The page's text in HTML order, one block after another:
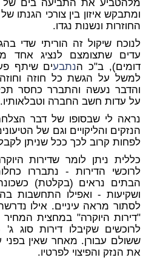
מלהטביע את התביעה בים של
ומתבקש איזון בין צורכי הגנתו
החוזרות ונשנות נגדו.
לנוכח שיקול זה הוריתי שדי
עדים שתצומצם לנציג אחד
דומים), ב"כ הנתבעים שיתף
למשל על הגשת כל חוזה
והדבר נעשה והתברר כחסר
על עדות חשב החברה וטבלאותיו.
נראה לי שבסופו של דבר
הנזקים והליקויים וגם של
לפחות קרוב לכך ככל שניתן
כללית ניתן לומר שדירות
לרוכשי הדירות - נתבררו
הבתים נראים (בקלטת)
ושקיעות - ואפילו התחשבות
לסתור מראה עיניים. אילו
"דירות היוקרה" במחצית המחיר
לרוכשים שקיבלו דירות סוג
ששולם עבורן. מאחר שאין בפני
את הנזק והפיצוי לפרטיו.